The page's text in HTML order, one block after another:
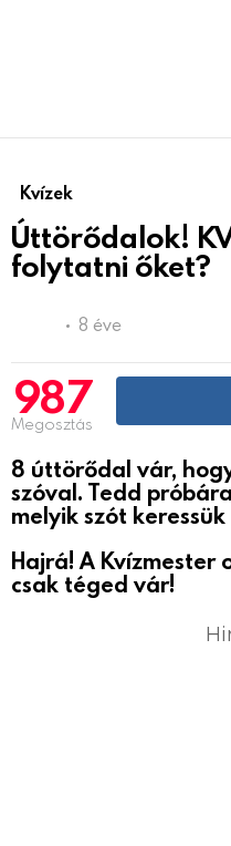
Kvízek
Úttörődalok!
folytatni őket?
8 éve
987
Megosztás
8 úttörődal vár,
szóval. Tedd
melyik szót
Hajrá! A Kvízmester
csak téged vár!